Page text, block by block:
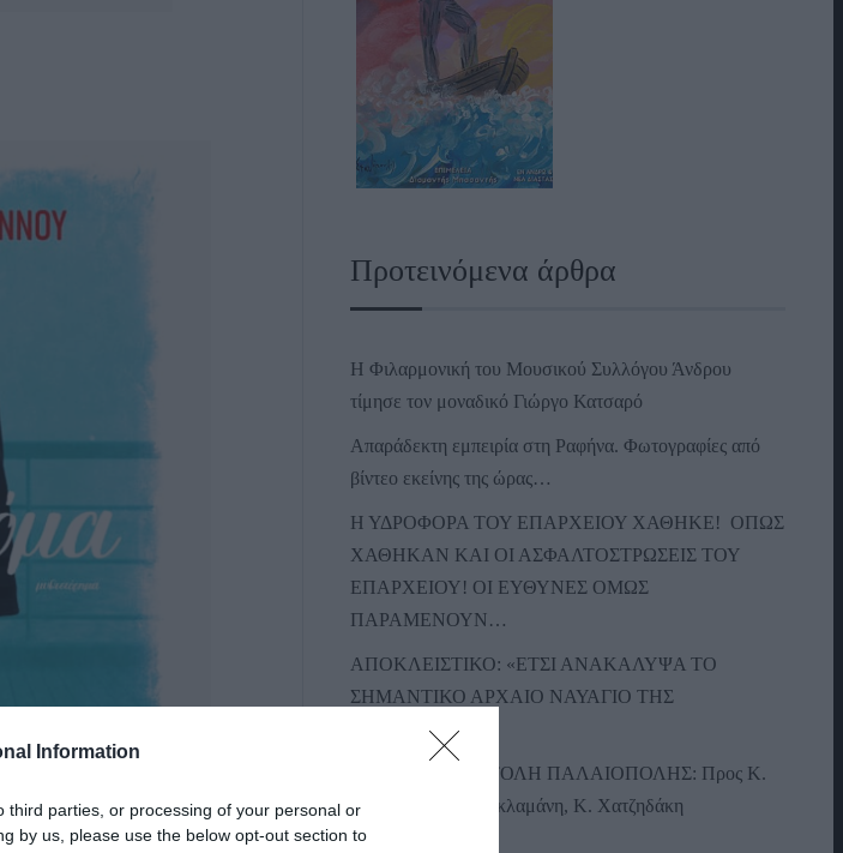
Information
parties, or processing of your personal or
by us, please use the below opt-out section to
Προτεινόμενα άρθρα
Η Φιλαρμονική του Μουσικού Συλλόγου Άνδρου
τίμησε τον μοναδικό Γιώργο Κατσαρό
Απαράδεκτη εμπειρία στη Ραφήνα. Φωτογραφίες από
βίντεο εκείνης της ώρας…
Η ΥΔΡΟΦΟΡΑ ΤΟΥ ΕΠΑΡΧΕΙΟΥ ΧΑΘΗΚΕ! ΟΠΩΣ
ΧΑΘΗΚΑΝ ΚΑΙ ΟΙ ΑΣΦΑΛΤΟΣΤΡΩΣΕΙΣ ΤΟΥ
ΕΠΑΡΧΕΙΟΥ! ΟΙ ΕΥΘΥΝΕΣ ΟΜΩΣ
ΠΑΡΑΜΕΝΟΥΝ…
ΑΠΟΚΛΕΙΣΤΙΚΟ: «ΕΤΣΙ ΑΝΑΚΑΛΥΨΑ ΤΟ
ΣΗΜΑΝΤΙΚΟ ΑΡΧΑΙΟ ΝΑΥΑΓΙΟ ΤΗΣ
ΑΝΔΡΟΥ!…»
ΑΝΟΙΧΤΗ ΕΠΙΣΤΟΛΗ ΠΑΛΑΙΟΠΟΛΗΣ: Προς K.
Μητσοτάκη, N. Κακλαμάνη, K. Χατζηδάκη